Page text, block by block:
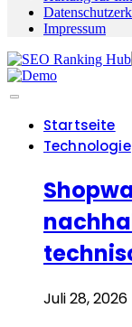
Impressum
Startseite
Technologie
Juli 28, 2026